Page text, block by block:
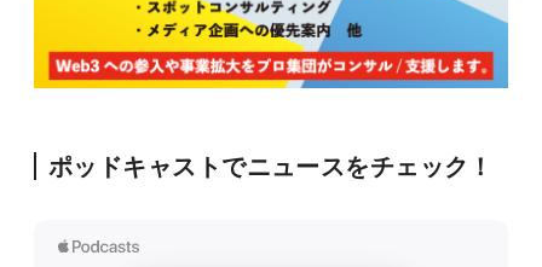
ポッドキャストでニュースをチェック！